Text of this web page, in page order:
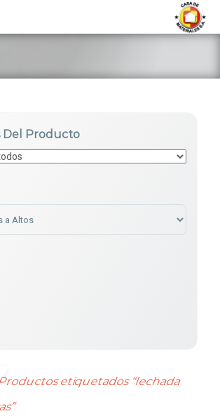
Del Producto
etiquetados “lechada